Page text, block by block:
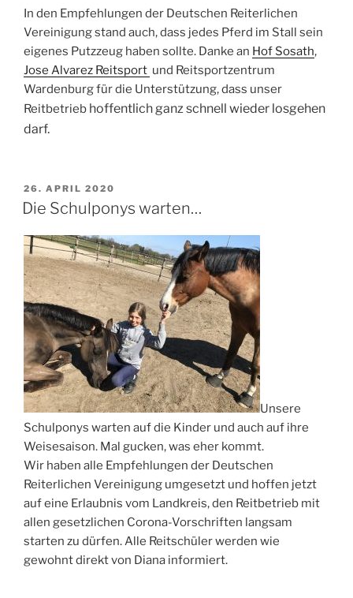
In den Empfehlungen der Deutschen Reiterlichen
Vereinigung stand auch, dass jedes Pferd im Stall sein
eigenes Putzzeug haben sollte. Danke an Hof Sosath,
Jose Alvarez Reitsport und Reitsportzentrum
Wardenburg für die Unterstützung, dass unser
Reitbetrieb hoffentlichganz schnell wieder losgehen
darf.
VERÖFFENTLICHT
AM
26. APRIL 2020
Die Schulponys warten…
Unsere
Schulponys warten auf die Kinder und auch auf ihre
Weisesaison. Mal gucken, was eher kommt.
Wir haben alle Empfehlungen der Deutschen
Reiterlichen Vereinigung umgesetzt und hoffen jetzt
auf eine Erlaubnis vom Landkreis, den Reitbetrieb mit
allen gesetzlichen Corona-Vorschriften langsam
starten zu dürfen. Alle Reitschüler werden wie
gewohnt direkt von Diana informiert.